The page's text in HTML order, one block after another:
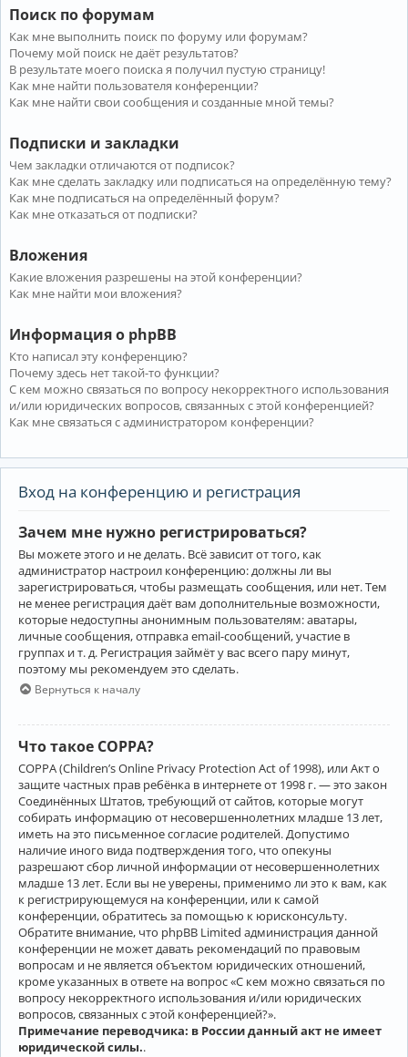
Поиск по форумам
Как мне выполнить поиск по форуму или форумам?
Почему мой поиск не даёт результатов?
В результате моего поиска я получил пустую страницу!
Как мне найти пользователя конференции?
Как мне найти свои сообщения и созданные мной темы?
Подписки и закладки
Чем закладки отличаются от подписок?
Как мне сделать закладку или подписаться на определённую тему?
Как мне подписаться на определённый форум?
Как мне отказаться от подписки?
Вложения
Какие вложения разрешены на этой конференции?
Как мне найти мои вложения?
Информация о phpBB
Кто написал эту конференцию?
Почему здесь нет такой-то функции?
С кем можно связаться по вопросу некорректного использования
и/или юридических вопросов, связанных с этой конференцией?
Как мне связаться с администратором конференции?
Вход на конференцию и регистрация
Зачем мне нужно регистрироваться?
Вы можете этого и не делать. Всё зависит от того, как
администратор настроил конференцию: должны ли вы
зарегистрироваться, чтобы размещать сообщения, или нет. Тем
не менее регистрация даёт вам дополнительные возможности,
которые недоступны анонимным пользователям: аватары,
личные сообщения, отправка email-сообщений, участие в
группах и т. д. Регистрация займёт у вас всего пару минут,
поэтому мы рекомендуем это сделать.
Вернуться к началу
Что такое COPPA?
COPPA (Children’s Online Privacy Protection Act of 1998), или Акт о
защите частных прав ребёнка в интернете от 1998 г. — это закон
Соединённых Штатов, требующий от сайтов, которые могут
собирать информацию от несовершеннолетних младше 13 лет,
иметь на это письменное согласие родителей. Допустимо
наличие иного вида подтверждения того, что опекуны
разрешают сбор личной информации от несовершеннолетних
младше 13 лет. Если вы не уверены, применимо ли это к вам, как
к регистрирующемуся на конференции, или к самой
конференции, обратитесь за помощью к юрисконсульту.
Обратите внимание, что phpBB Limited администрация данной
конференции не может давать рекомендаций по правовым
вопросам и не является объектом юридических отношений,
кроме указанных в ответе на вопрос «С кем можно связаться по
вопросу некорректного использования и/или юридических
вопросов, связанных с этой конференцией?».
Примечание переводчика: в России данный акт не имеет
юридической силы..